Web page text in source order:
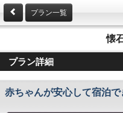
プラン一覧
懐
プラン詳細
赤ちゃんが安心して宿泊